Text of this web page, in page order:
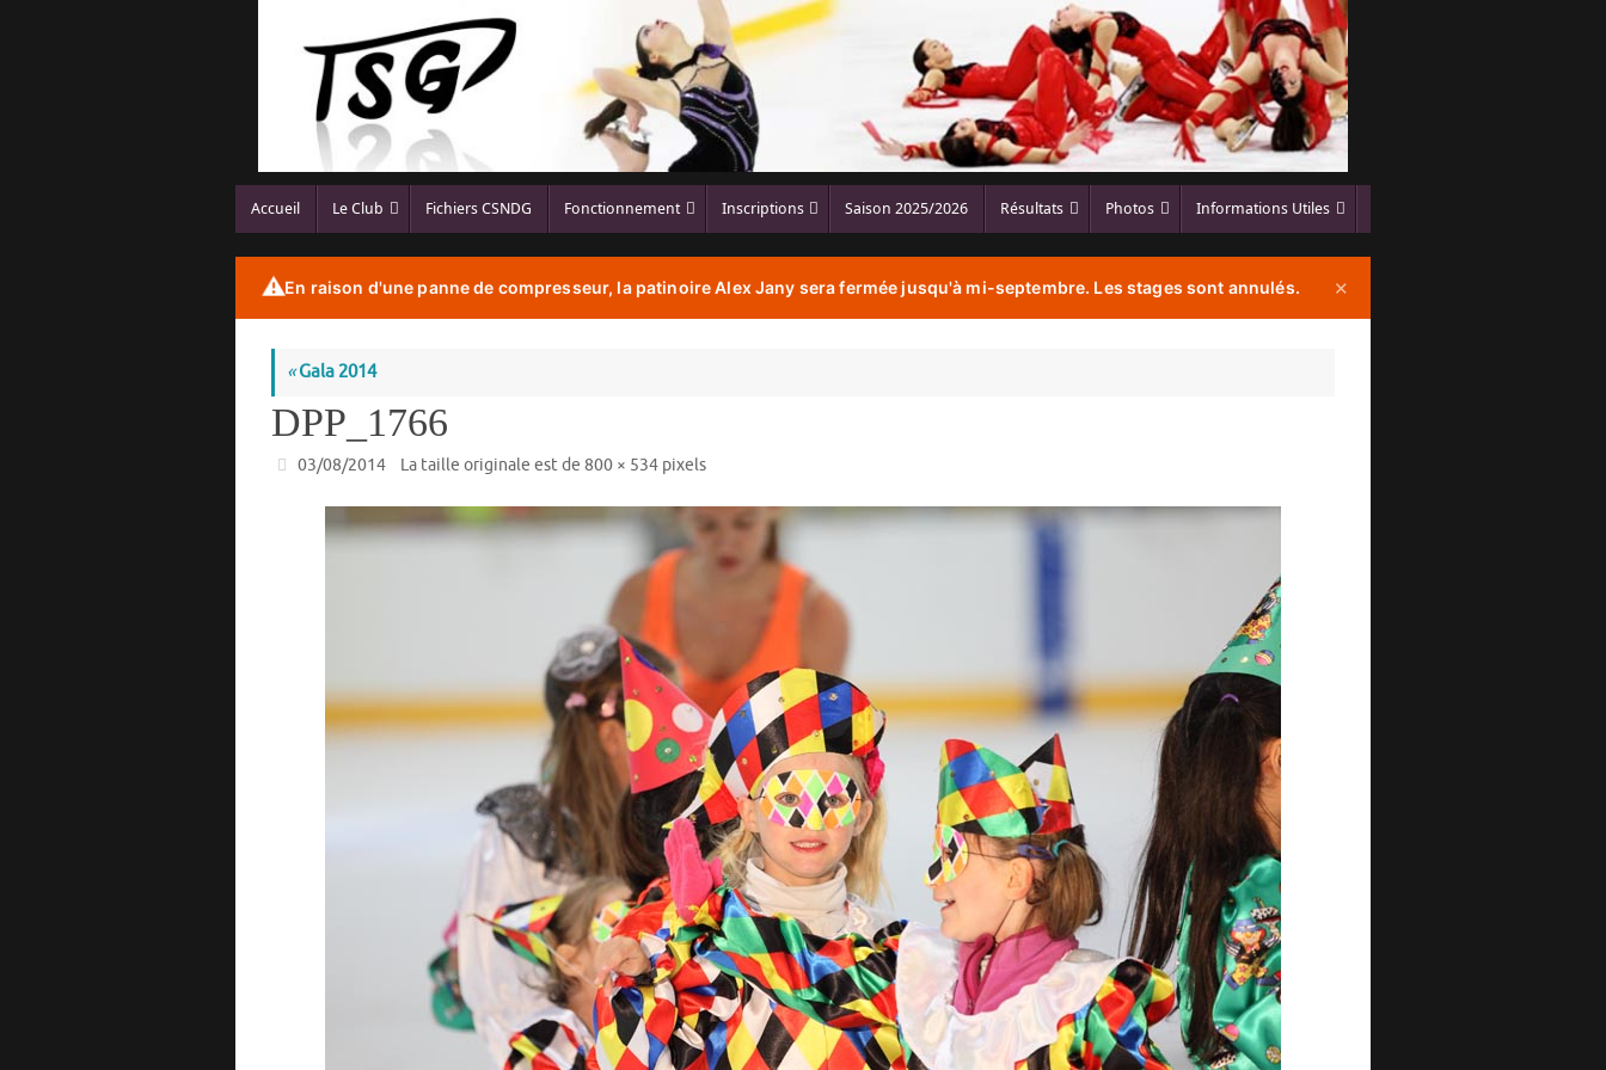
Accueil Le Club Fichiers CSNDG Fonctionnement Inscriptions Saison 2025/2026 Résultats Photos Informations Utiles
⚠️En raison d'une panne de compresseur, la patinoire Alex Jany sera fermée jusqu'à mi-septembre. Les stages sont annulés. ✕
«Gala 2014
DPP_1766
03/08/2014 La taille originale est de800 × 534 pixels